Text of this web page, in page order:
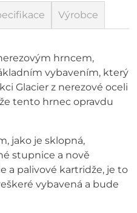
Výrobce
hrncem,
vybavením, který
Glacier z nerezové oceli
tento hrnec opravdu
jako je sklopná,
stupnice a nově
a palivové kartridže, je to
vybavená a bude